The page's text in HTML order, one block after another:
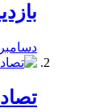
دسامبر 24, 2019